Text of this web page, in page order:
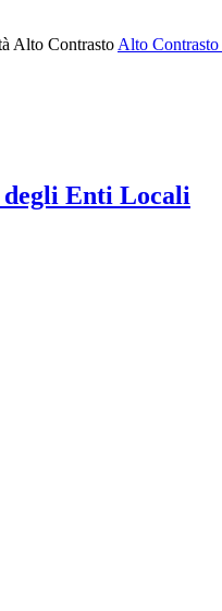
Alto Contrasto Alto Contrasto
degli Enti Locali